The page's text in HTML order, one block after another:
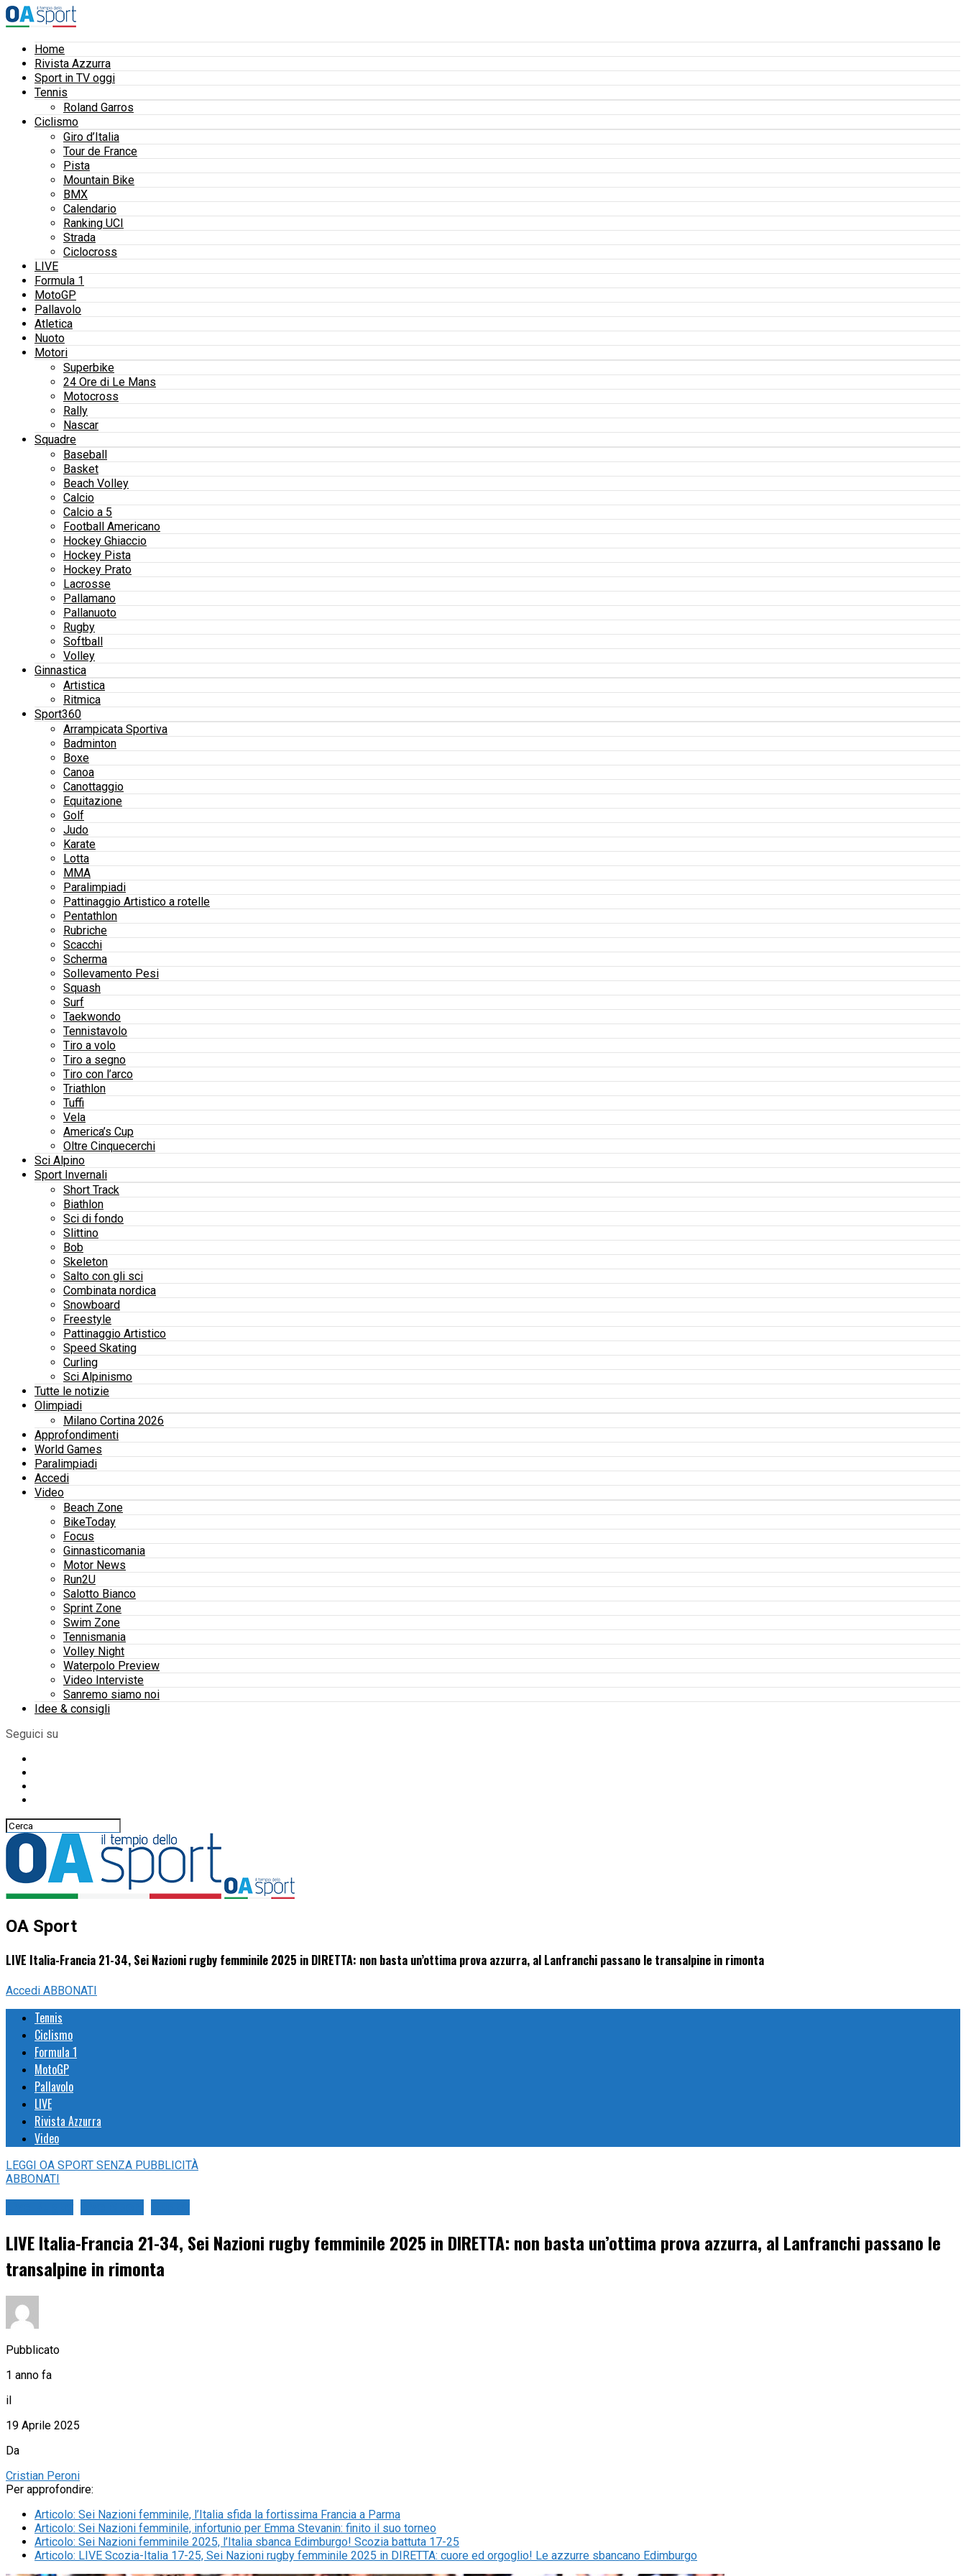
Home
Rivista Azzurra
Sport in TV oggi
Tennis
Roland Garros
Ciclismo
Giro d’Italia
Tour de France
Pista
Mountain Bike
BMX
Calendario
Ranking UCI
Strada
Ciclocross
LIVE
Formula 1
MotoGP
Pallavolo
Atletica
Nuoto
Motori
Superbike
24 Ore di Le Mans
Motocross
Rally
Nascar
Squadre
Baseball
Basket
Beach Volley
Calcio
Calcio a 5
Football Americano
Hockey Ghiaccio
Hockey Pista
Hockey Prato
Lacrosse
Pallamano
Pallanuoto
Rugby
Softball
Volley
Ginnastica
Artistica
Ritmica
Sport360
Arrampicata Sportiva
Badminton
Boxe
Canoa
Canottaggio
Equitazione
Golf
Judo
Karate
Lotta
MMA
Paralimpiadi
Pattinaggio Artistico a rotelle
Pentathlon
Rubriche
Scacchi
Scherma
Sollevamento Pesi
Squash
Surf
Taekwondo
Tennistavolo
Tiro a volo
Tiro a segno
Tiro con l’arco
Triathlon
Tuffi
Vela
America’s Cup
Oltre Cinquecerchi
Sci Alpino
Sport Invernali
Short Track
Biathlon
Sci di fondo
Slittino
Bob
Skeleton
Salto con gli sci
Combinata nordica
Snowboard
Freestyle
Pattinaggio Artistico
Speed Skating
Curling
Sci Alpinismo
Tutte le notizie
Olimpiadi
Milano Cortina 2026
Approfondimenti
World Games
Paralimpiadi
Accedi
Video
Beach Zone
BikeToday
Focus
Ginnasticomania
Motor News
Run2U
Salotto Bianco
Sprint Zone
Swim Zone
Tennismania
Volley Night
Waterpolo Preview
Video Interviste
Sanremo siamo noi
Idee & consigli
Seguici su
OA Sport
LIVE Italia-Francia 21-34, Sei Nazioni rugby femminile 2025 in DIRETTA: non basta un’ottima prova azzurra, al Lanfranchi passano le transalpine in rimonta
Accedi ABBONATI
Tennis
Ciclismo
Formula 1
MotoGP
Pallavolo
LIVE
Rivista Azzurra
Video
LEGGI OA SPORT SENZA PUBBLICITÀ
ABBONATI
LIVE Italia-Francia 21-34, Sei Nazioni rugby femminile 2025 in DIRETTA: non basta un’ottima prova azzurra, al Lanfranchi passano le
transalpine in rimonta
Pubblicato
1 anno fa
il
19 Aprile 2025
Da
Cristian Peroni
Per approfondire:
Articolo: Sei Nazioni femminile, l’Italia sfida la fortissima Francia a Parma
Articolo: Sei Nazioni femminile, infortunio per Emma Stevanin: finito il suo torneo
Articolo: Sei Nazioni femminile 2025, l’Italia sbanca Edimburgo! Scozia battuta 17-25
Articolo: LIVE Scozia-Italia 17-25, Sei Nazioni rugby femminile 2025 in DIRETTA: cuore ed orgoglio! Le azzurre sbancano Edimburgo